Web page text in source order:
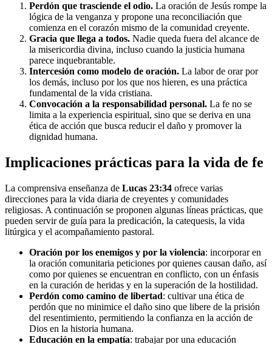
Perdón que trasciende el odio. La oración de Jesús rompe la
lógica de la venganza y propone una reconciliación que
comienza en el corazón mismo de la comunidad creyente.
Gracia que llega a todos. Nadie queda fuera del alcance de
la misericordia divina, incluso cuando la justicia humana
parece inquebrantable.
Intercesión como modelo de oración. La labor de orar por
los demás, incluso por los que nos hieren, es una práctica
fundamental de la vida cristiana.
Convocación a la responsabilidad personal. La fe no se
limita a la experiencia espiritual, sino que se deriva en una
ética de acción que busca reducir el daño y promover la
dignidad humana.
Implicaciones prácticas para la vida de fe
La comprensiva enseñanza de Lucas 23:34 ofrece varias
direcciones para la vida diaria de creyentes y comunidades
religiosas. A continuación se proponen algunas líneas prácticas, que
pueden servir de guía para la predicación, la catequesis, la vida
litúrgica y el acompañamiento pastoral.
Oración por los enemigos y por la violencia: incorporar en
la oración comunitaria peticiones por quienes causan daño, así
como por quienes se encuentran en conflicto, con un énfasis
en la curación de heridas y en la superación de la hostilidad.
Perdón como camino de libertad: cultivar una ética de
perdón que no minimice el daño sino que libere de la prisión
del resentimiento, permitiendo la confianza en la acción de
Dios en la historia humana.
Educación en la empatía: trabajar por una educación